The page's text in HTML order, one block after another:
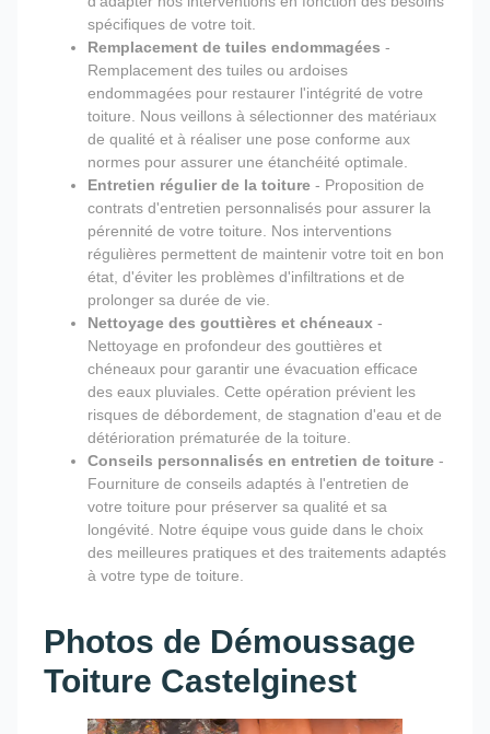
spécifiques de votre toit.
Remplacement de tuiles endommagées -
Remplacement des tuiles ou ardoises
endommagées pour restaurer l'intégrité de votre
toiture. Nous veillons à sélectionner des matériaux
de qualité et à réaliser une pose conforme aux
normes pour assurer une étanchéité optimale.
Entretien régulier de la toiture - Proposition de
contrats d'entretien personnalisés pour assurer la
pérennité de votre toiture. Nos interventions
régulières permettent de maintenir votre toit en bon
état, d'éviter les problèmes d'infiltrations et de
prolonger sa durée de vie.
Nettoyage des gouttières et chéneaux -
Nettoyage en profondeur des gouttières et
chéneaux pour garantir une évacuation efficace
des eaux pluviales. Cette opération prévient les
risques de débordement, de stagnation d'eau et de
détérioration prématurée de la toiture.
Conseils personnalisés en entretien de toiture -
Fourniture de conseils adaptés à l'entretien de
votre toiture pour préserver sa qualité et sa
longévité. Notre équipe vous guide dans le choix
des meilleures pratiques et des traitements adaptés
à votre type de toiture.
Photos de Démoussage
Toiture Castelginest